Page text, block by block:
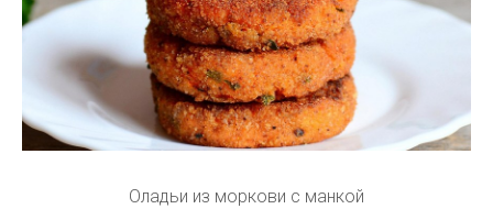
Оладьи из моркови с манкой